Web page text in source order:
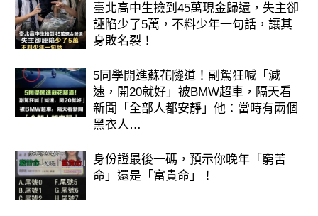
臺北高中生撿到45萬現金歸還，失主卻
誣陷少了5萬，不料少年一句話，讓其
身敗名裂！
5同學開進蘇花隧道！副駕狂喊「減
速，開20就好」被BMW超車，隔天看
新聞「全部人都安靜」他：當時有兩個
黑衣人…
身份證最後一碼，預示你晚年「窮苦
命」還是「富貴命」！